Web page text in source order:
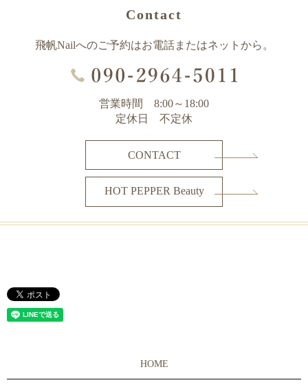
Contact
飛帆Nailへのご予約はお電話またはネットから。
営業時間 8:00～18:00
定休日 不定休
CONTACT
HOT PEPPER Beauty
HOME